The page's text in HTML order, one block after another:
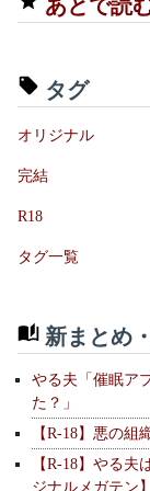
タグ
オリジナル
完結
R18
タグ一覧
新まとめ
やる夫「催眠ア
た？」
【R-18】悪の
【R-18】やる
ジナルメガテン】